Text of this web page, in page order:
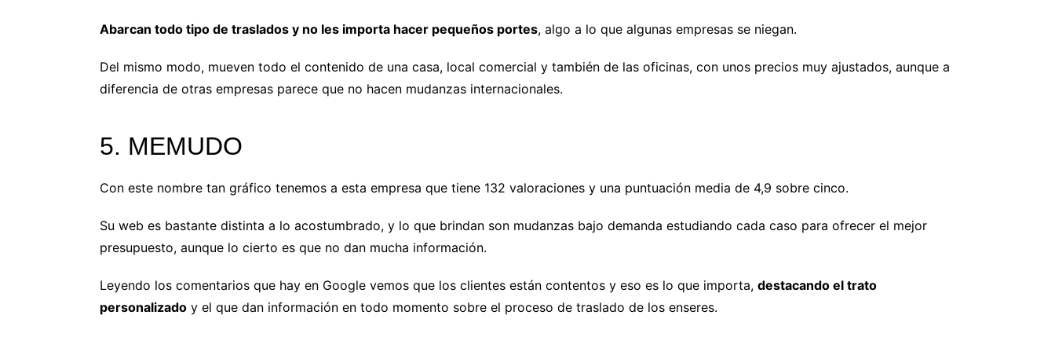
Abarcan todo tipo de traslados y no les importa hacer pequeños portes, algo a lo que algunas empresas se niegan.
Del mismo modo, mueven todo el contenido de una casa, local comercial y también de las oficinas, con unos precios muy ajustados, aunque a
diferencia de otras empresas parece que no hacen mudanzas internacionales.
5. MEMUDO
Con este nombre tan gráfico tenemos a esta empresa que tiene 132 valoraciones y una puntuación media de 4,9 sobre cinco.
Su web es bastante distinta a lo acostumbrado, y lo que brindan son mudanzas bajo demanda estudiando cada caso para ofrecer el mejor
presupuesto, aunque lo cierto es que no dan mucha información.
Leyendo los comentarios que hay en Google vemos que los clientes están contentos y eso es lo que importa, destacando el trato
personalizado y el que dan información en todo momento sobre el proceso de traslado de los enseres.